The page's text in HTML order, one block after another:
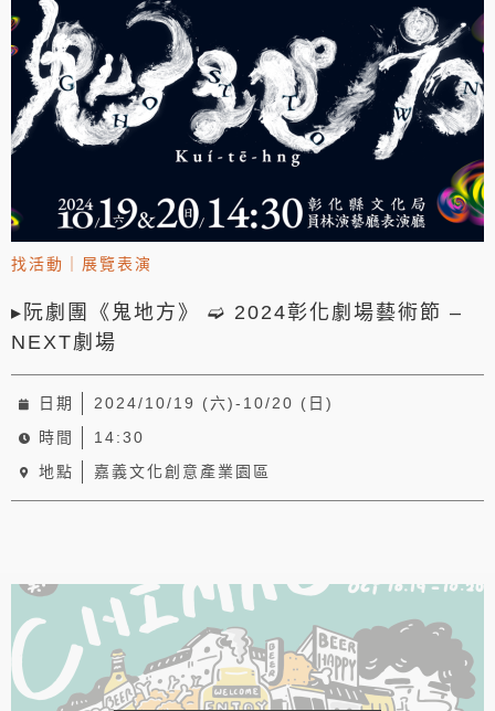
找活動 展覽表演
▸阮劇團《鬼地方》 ➫ 2024彰化劇場藝術節 –
NEXT劇場
日期
2024/10/19 (六)-10/20 (日)
時間
14:30
地點
嘉義文化創意產業園區